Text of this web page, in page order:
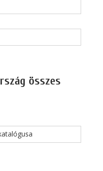
összes